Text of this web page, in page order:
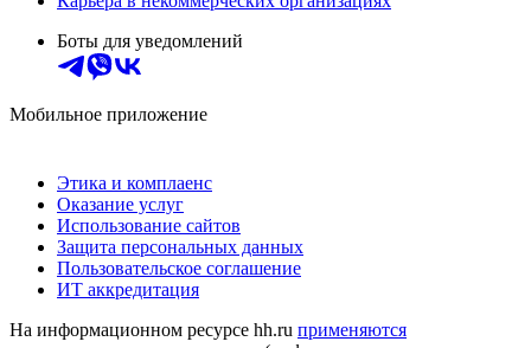
Боты для уведомлений
Мобильное приложение
Этика и комплаенс
Оказание услуг
Использование сайтов
Защита персональных данных
Пользовательское соглашение
ИТ аккредитация
На информационном ресурсе hh.ru применяются